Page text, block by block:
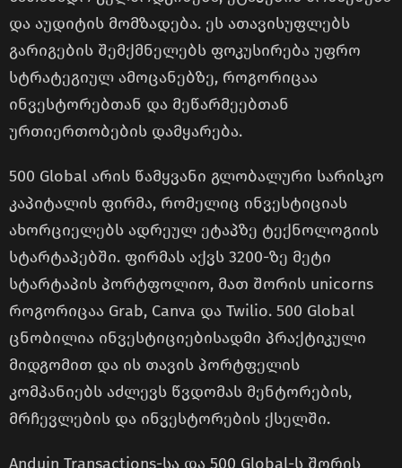
და აუდიტის მომზადება. ეს ათავისუფლებს
გარიგების შემქმნელებს ფოკუსირება უფრო
სტრატეგიულ ამოცანებზე, როგორიცაა
ინვესტორებთან და მეწარმეებთან
ურთიერთობების დამყარება.
500 Global არის წამყვანი გლობალური სარისკო
კაპიტალის ფირმა, რომელიც ინვესტიციას
ახორციელებს ადრეულ ეტაპზე ტექნოლოგიის
სტარტაპებში. ფირმას აქვს 3200-ზე მეტი
სტარტაპის პორტფოლიო, მათ შორის unicorns
როგორიცაა Grab, Canva და Twilio. 500 Global
ცნობილია ინვესტიციებისადმი პრაქტიკული
მიდგომით და ის თავის პორტფელის
კომპანიებს აძლევს წვდომას მენტორების,
მრჩევლების და ინვესტორების ქსელში.
Anduin Transactions-სა და 500 Global-ს შორის